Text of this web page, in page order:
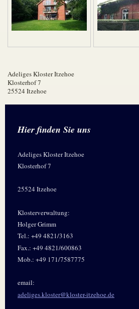
Adeliges Kloster Itzehoe
Klosterhof 7
25524 Itzehoe
Hier finden Sie uns
Adeliges Kloster Itzehoe
Klosterhof 7
25524 Itzehoe
Klosterverwaltung:
Holger Grimm
Tel.: +49 4821/3163
Fax.: +49 4821/600863
Mob.: +49 171/7587775
email:
adeliges.kloster@kloster-itzehoe.de